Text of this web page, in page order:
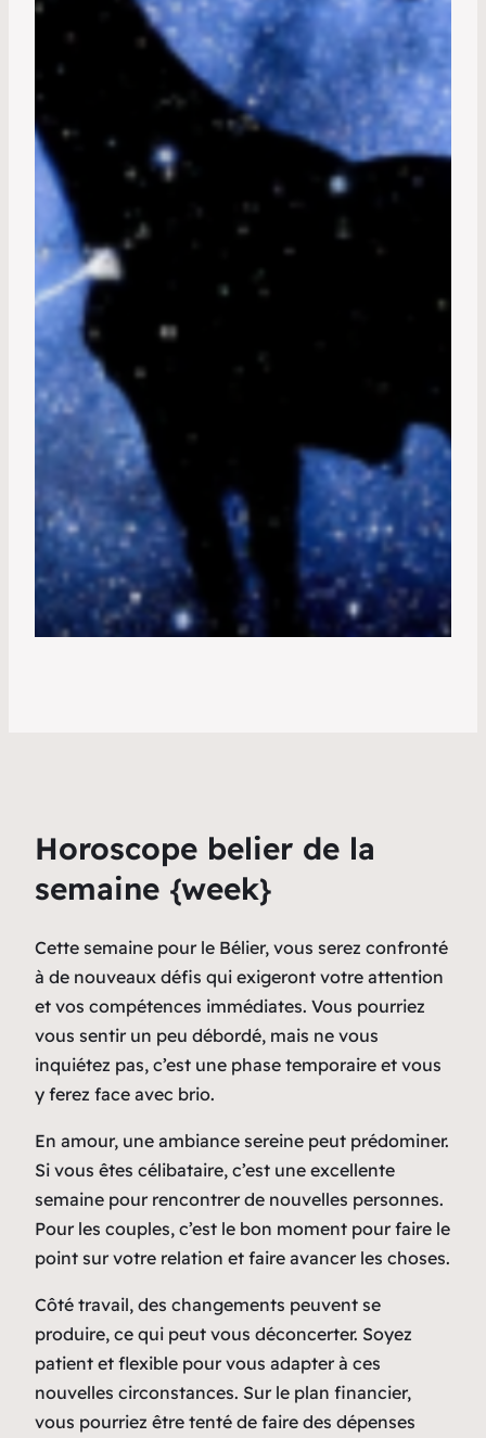
Horoscope belier de la
semaine {week}
Cette semaine pour le Bélier, vous serez confronté
à de nouveaux défis qui exigeront votre attention
et vos compétences immédiates. Vous pourriez
vous sentir un peu débordé, mais ne vous
inquiétez pas, c’est une phase temporaire et vous
y ferez face avec brio.
En amour, une ambiance sereine peut prédominer.
Si vous êtes célibataire, c’est une excellente
semaine pour rencontrer de nouvelles personnes.
Pour les couples, c’est le bon moment pour faire le
point sur votre relation et faire avancer les choses.
Côté travail, des changements peuvent se
produire, ce qui peut vous déconcerter. Soyez
patient et flexible pour vous adapter à ces
nouvelles circonstances. Sur le plan financier,
vous pourriez être tenté de faire des dépenses